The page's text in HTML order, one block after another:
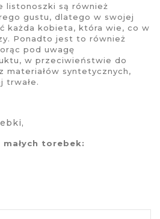
listonoszki są również
gustu, dlatego w swojej
każda kobieta, która wie, co w
Ponadto jest to również
pod uwagę
w przeciwieństwie do
materiałów syntetycznych,
trwałe.
,
torebek: